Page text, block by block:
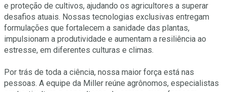
e proteção de cultivos, ajudando os agricultores a superar
desafios atuais. Nossas tecnologias exclusivas entregam
formulações que fortalecem a sanidade das plantas,
impulsionam a produtividade e aumentam a resiliência ao
estresse, em diferentes culturas e climas.
Por trás de toda a ciência, nossa maior força está nas
pessoas. A equipe da Miller reúne agrônomos, especialistas